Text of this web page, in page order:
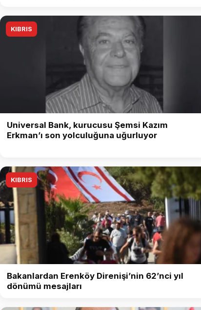
KIBRIS
Universal Bank, kurucusu Şemsi Kazım
Erkman’ı son yolculuğuna uğurluyor
KIBRIS
Bakanlardan Erenköy Direnişi’nin 62’nci yıl
dönümü mesajları